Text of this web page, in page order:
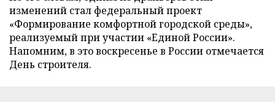
изменений стал федеральный проект
«Формирование комфортной городской среды»,
реализуемый при участии «Единой России».
Напомним, в это воскресенье в России отмечается
День строителя.